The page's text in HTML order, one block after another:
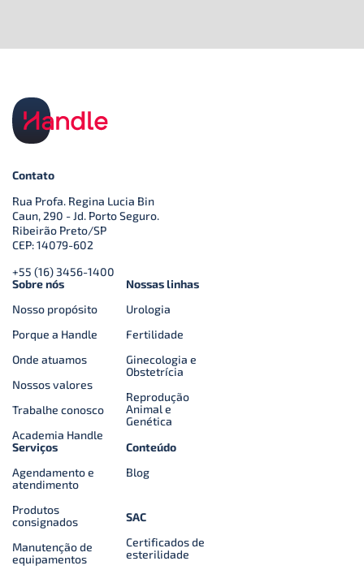
Contato
Rua Profa. Regina Lucia Bin
Caun, 290 - Jd. Porto Seguro.
Ribeirão Preto/SP
CEP: 14079-602
+55 (16) 3456-1400
Sobre nós
Nosso propósito
Porque a Handle
Onde atuamos
Nossos valores
Trabalhe conosco
Academia Handle
Nossas linhas
Urologia
Fertilidade
Ginecologia e
Obstetrícia
Reprodução
Animal e
Genética
Serviços
Agendamento e
atendimento
Produtos
consignados
Manutenção de
equipamentos
Conteúdo
Blog
SAC
Certificados de
esterilidade